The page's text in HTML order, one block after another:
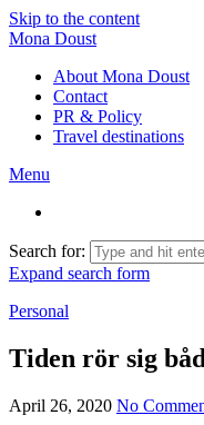
Skip to the content
Mona Doust
About Mona Doust
Contact
PR & Policy
Travel destinations
Menu
Search for:
Expand search form
Personal
Tiden rör sig
April 26, 2020 No